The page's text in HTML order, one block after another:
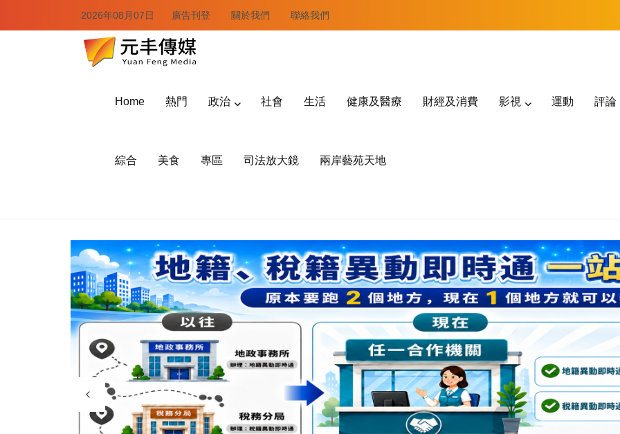
2026年08月07日 廣告刊登 關於我們 聯絡我們
Home 熱門 政治 社會 生活 健康及醫療 財經及消費 影視 運動 評論
綜合 美食 專區 司法放大鏡 兩岸藝苑天地